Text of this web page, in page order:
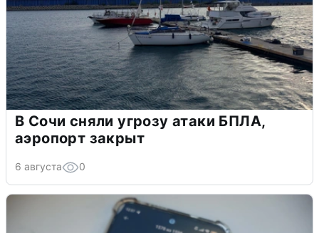
В Сочи сняли угрозу атаки БПЛА,
аэропорт закрыт
6 августа 0